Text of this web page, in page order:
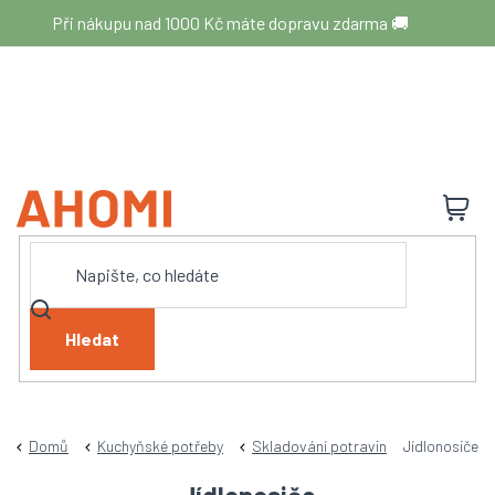
obsah
Při nákupu nad 1000 Kč máte dopravu zdarma 🚚
Hledat
Domů Kuchyňské potřeby Skladování potravin Jídlonosiče